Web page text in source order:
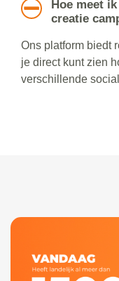
Hoe meet
creatie
Ons platform biedt
je direct kunt zien
verschillende